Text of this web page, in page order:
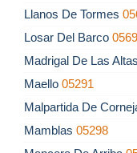
Llanos De Tormes
Losar Del Barco
Madrigal De Las
Maello 05291
Malpartida De
Mamblas 05298